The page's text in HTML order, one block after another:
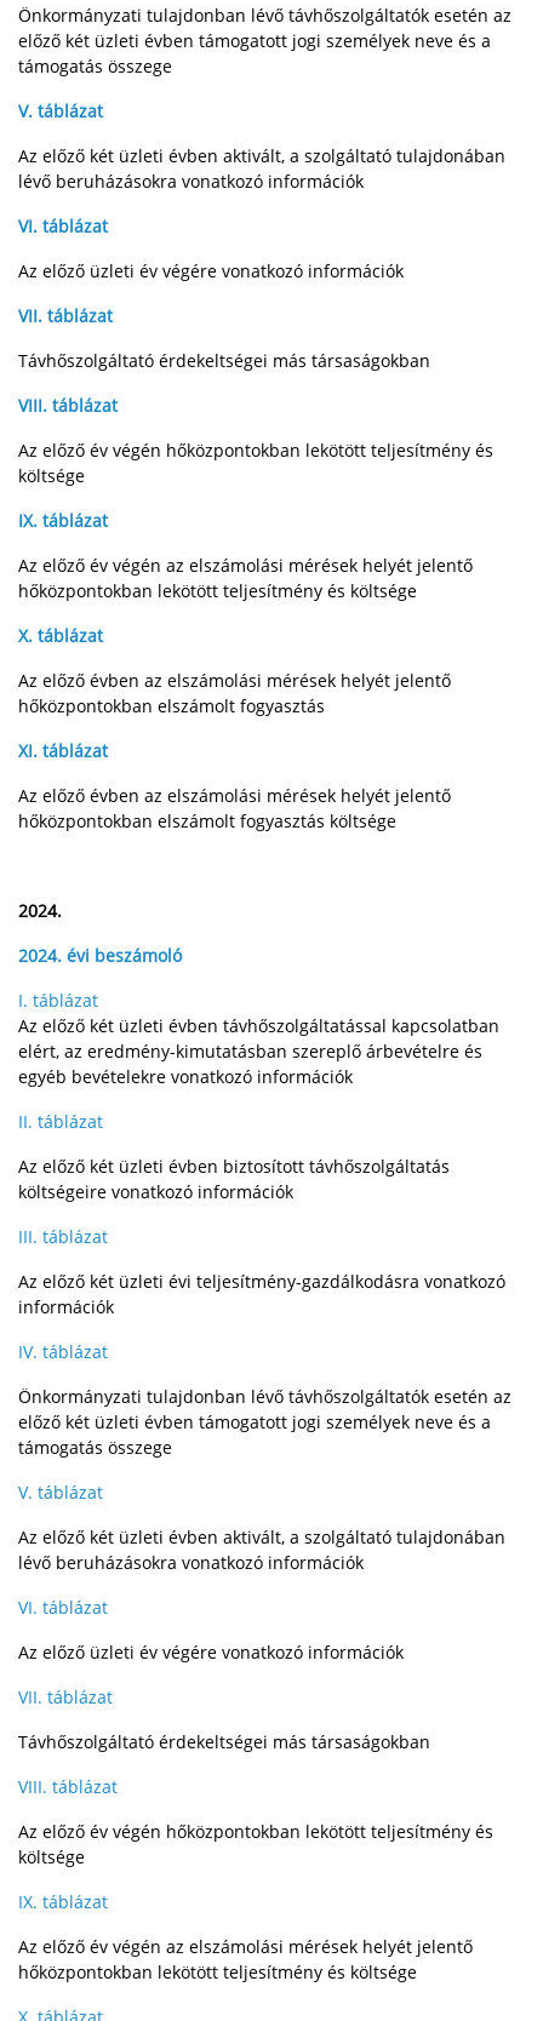
Önkormányzati tulajdonban lévő távhőszolgáltatók esetén az
előző két üzleti évben támogatott jogi személyek neve és a
támogatás összege
V. táblázat
Az előző két üzleti évben aktivált, a szolgáltató tulajdonában
lévő beruházásokra vonatkozó információk
VI. táblázat
Az előző üzleti év végére vonatkozó információk
VII. táblázat
Távhőszolgáltató érdekeltségei más társaságokban
VIII. táblázat
Az előző év végén hőközpontokban lekötött teljesítmény és
költsége
IX. táblázat
Az előző év végén az elszámolási mérések helyét jelentő
hőközpontokban lekötött teljesítmény és költsége
X. táblázat
Az előző évben az elszámolási mérések helyét jelentő
hőközpontokban elszámolt fogyasztás
XI. táblázat
Az előző évben az elszámolási mérések helyét jelentő
hőközpontokban elszámolt fogyasztás költsége
2024.
2024. évi beszámoló
I. táblázat
Az előző két üzleti évben távhőszolgáltatással kapcsolatban
elért, az eredmény-kimutatásban szereplő árbevételre és
egyéb bevételekre vonatkozó információk
II. táblázat
Az előző két üzleti évben biztosított távhőszolgáltatás
költségeire vonatkozó információk
III. táblázat
Az előző két üzleti évi teljesítmény-gazdálkodásra vonatkozó
információk
IV. táblázat
Önkormányzati tulajdonban lévő távhőszolgáltatók esetén az
előző két üzleti évben támogatott jogi személyek neve és a
támogatás összege
V. táblázat
Az előző két üzleti évben aktivált, a szolgáltató tulajdonában
lévő beruházásokra vonatkozó információk
VI. táblázat
Az előző üzleti év végére vonatkozó információk
VII. táblázat
Távhőszolgáltató érdekeltségei más társaságokban
VIII. táblázat
Az előző év végén hőközpontokban lekötött teljesítmény és
költsége
IX. táblázat
Az előző év végén az elszámolási mérések helyét jelentő
hőközpontokban lekötött teljesítmény és költsége